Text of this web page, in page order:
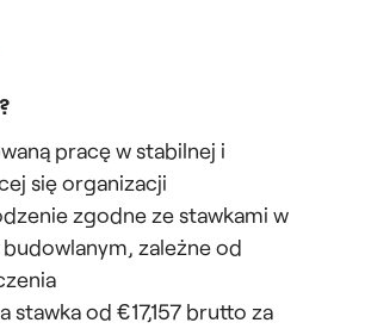
pracę w stabilnej i
się organizacji
zgodne ze stawkami w
zależne od
stawka od €17,157 brutto za